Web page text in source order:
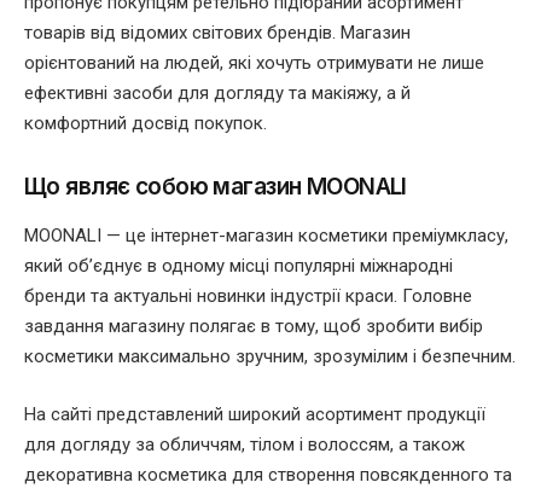
товарів від відомих світових брендів. Магазин
орієнтований на людей, які хочуть отримувати не лише
ефективні засоби для догляду та макіяжу, а й
комфортний досвід покупок.
Що являє собою магазин MOONALI
MOONALI — це інтернет-магазин косметики преміумкласу,
який об’єднує в одному місці популярні міжнародні
бренди та актуальні новинки індустрії краси. Головне
завдання магазину полягає в тому, щоб зробити вибір
косметики максимально зручним, зрозумілим і безпечним.
На сайті представлений широкий асортимент продукції
для догляду за обличчям, тілом і волоссям, а також
декоративна косметика для створення повсякденного та